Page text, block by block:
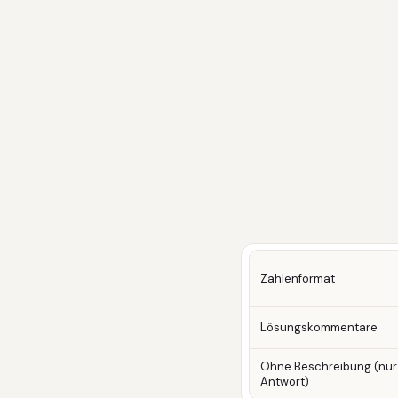
Zahlenformat
Lösungskommentare
Ohne Beschreibung (nur
Antwort)